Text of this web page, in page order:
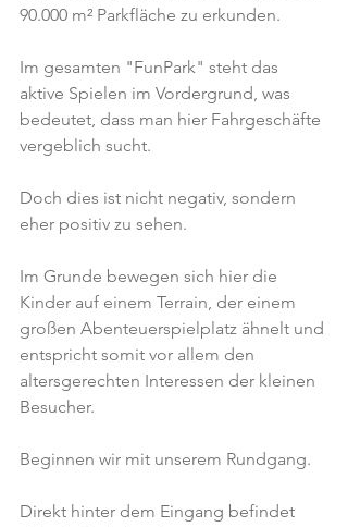
90.000 m² Parkfläche zu erkunden.
Im gesamten "FunPark" steht das
aktive Spielen im Vordergrund, was
bedeutet, dass man hier Fahrgeschäfte
vergeblich sucht.
Doch dies ist nicht negativ, sondern
eher positiv zu sehen.
Im Grunde bewegen sich hier die
Kinder auf einem Terrain, der einem
großen Abenteuerspielplatz ähnelt und
entspricht somit vor allem den
altersgerechten Interessen der kleinen
Besucher.
Beginnen wir mit unserem Rundgang.
Direkt hinter dem Eingang befindet